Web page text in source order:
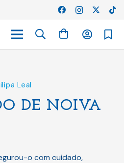
Leal
DE NOIVA
o com cuidado,